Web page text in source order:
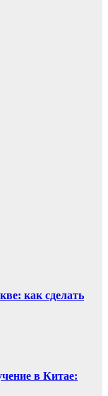
как сделать
в Китае: